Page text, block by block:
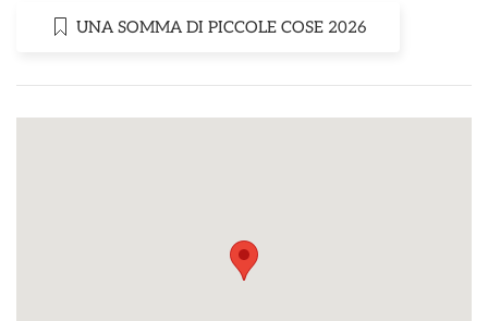
UNA SOMMA DI PICCOLE COSE 2026